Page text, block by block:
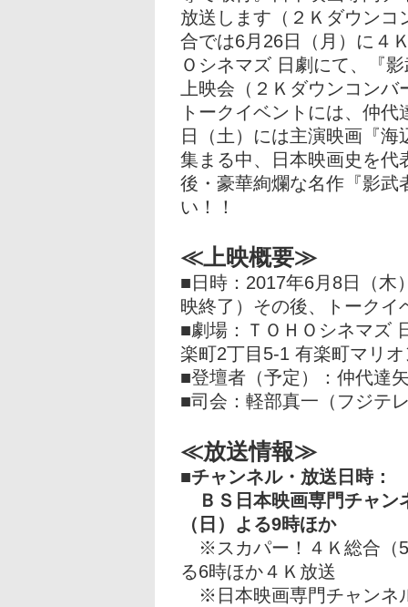
放送します（２Ｋダウンコ
合では6月26日（月）に４
Ｏシネマズ 日劇にて、『
上映会（２Ｋダウンコン
トークイベントには、仲
日（土）には主演映画『
集まる中、日本映画史を代
後・豪華絢爛な名作『影武
い！！
≪上映概要≫
■日時：2017年6月8日（木
映終了）その後、トークイ
■劇場：ＴＯＨＯシネマズ
楽町2丁目5-1 有楽町マリ
■登壇者（予定）：仲代達
■司会：軽部真一（フジテ
≪放送情報≫
■チャンネル・放送日時：
ＢＳ日本映画専門チャン
（日）よる9時ほか
※スカパー！４Ｋ総合（
る6時ほか４Ｋ放送
※日本映画専門チャンネ